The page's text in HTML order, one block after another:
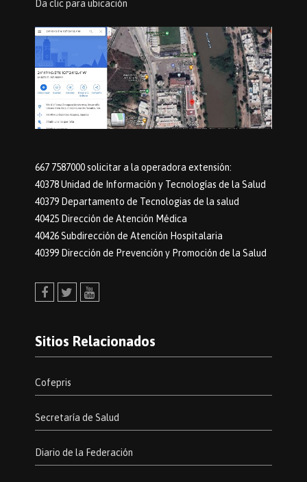
Da clic para ubicación
667 7587000 solicitar a la operadora extensión:
40378 Unidad de Información y Tecnologías de la Salud
40379 Departamento de Tecnologias de la salud
40425 Dirección de Atención Médica
40426 Subdirección de Atención Hospitalaria
40399 Dirección de Prevención y Promoción de la Salud
Sitios Relacionados
Cofepris
Secretaría de Salud
Diario de la Federación